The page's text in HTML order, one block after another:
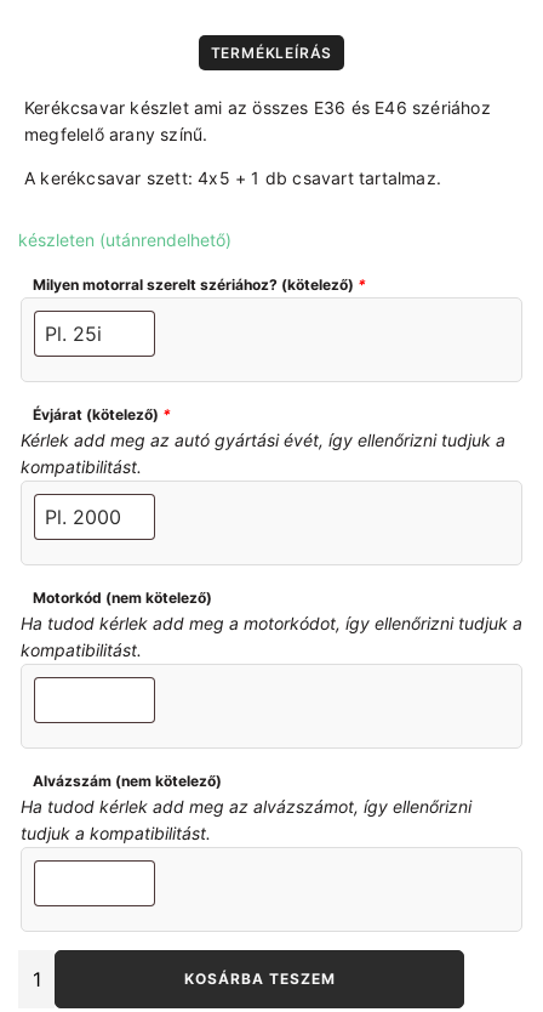
TERMÉKLEÍRÁS
Kerékcsavar készlet ami az összes E36 és E46 szériához
megfelelő arany színű.
A kerékcsavar szett: 4x5 + 1 db csavart tartalmaz.
készleten (utánrendelhető)
Milyen motorral szerelt szériához? (kötelező) *
Évjárat (kötelező) *
Kérlek add meg az autó gyártási évét, így ellenőrizni tudjuk a
kompatibilitást.
Motorkód (nem kötelező)
Ha tudod kérlek add meg a motorkódot, így ellenőrizni tudjuk a
kompatibilitást.
Alvázszám (nem kötelező)
Ha tudod kérlek add meg az alvázszámot, így ellenőrizni
tudjuk a kompatibilitást.
E36-
KOSÁRBA TESZEM